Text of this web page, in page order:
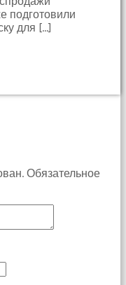
подготовили
для […]
Обязательное